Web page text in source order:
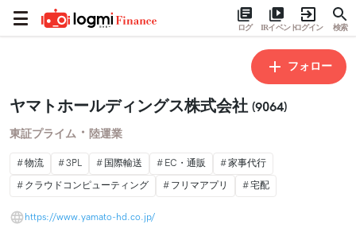
ログ IRイベントログイン 検索
フォロー
ヤマトホールディングス株式会社 (9064)
東証プライム ・ 陸運業
物流 3PL 国際輸送 EC・通販
家事代行
クラウドコンピューティング
フリマアプリ 宅配
https://www.yamato-hd.co.jp/